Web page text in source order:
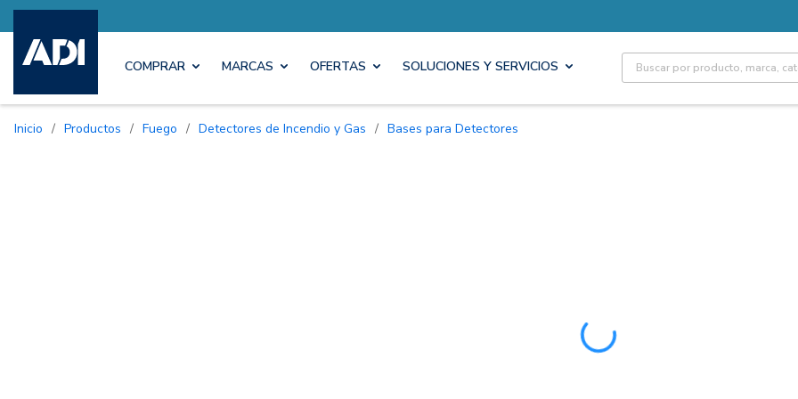
COMPRAR MARCAS OFERTAS SOLUCIONES Y SERVICIOS Site Search
Inicio / Productos / Fuego / Detectores de Incendio y Gas / Bases para Detectores